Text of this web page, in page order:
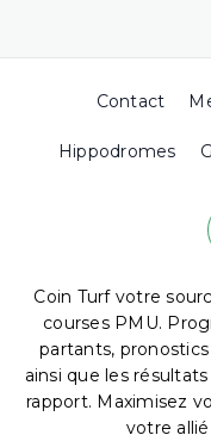
Contact
Hippodromes
Coin Turf votre
courses PMU.
partants,
ainsi que les
rapport. Maximisez
votre